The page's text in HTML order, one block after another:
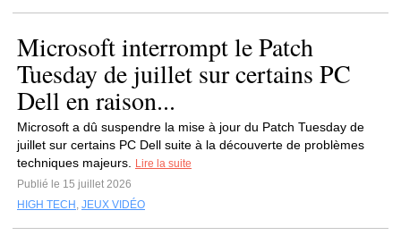
Microsoft interrompt le Patch
Tuesday de juillet sur certains PC
Dell en raison...
Microsoft a dû suspendre la mise à jour du Patch Tuesday de
juillet sur certains PC Dell suite à la découverte de problèmes
techniques majeurs.
Lire la suite
Publié le 15 juillet 2026
HIGH TECH , JEUX VIDÉO